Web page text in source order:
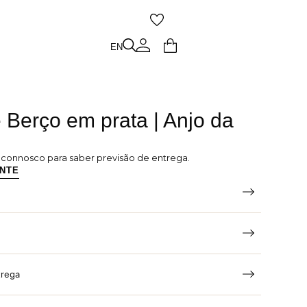
EN
em prata | Anjo da
para saber previsão de entrega.